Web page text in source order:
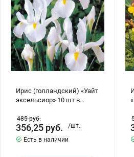
Шарафуга
Бирючина
Плющ
ПАМПАСНАЯ ТРАВА
Экзотические растения
Декоративные саженцы
Клематис
шт
в
упаковке
Ирис (голландский) «Уайт
эксельсиор» 10 шт в
485руб.
356,25 руб.
/шт.
Есть в наличии
шт
в